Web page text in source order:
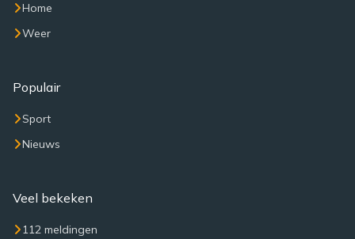
Home
Weer
Populair
Sport
Nieuws
Veel bekeken
112 meldingen